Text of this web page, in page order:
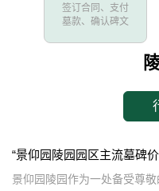
签订合同、支付
墓款、确认碑文
景仰园陵园作为一处备受尊